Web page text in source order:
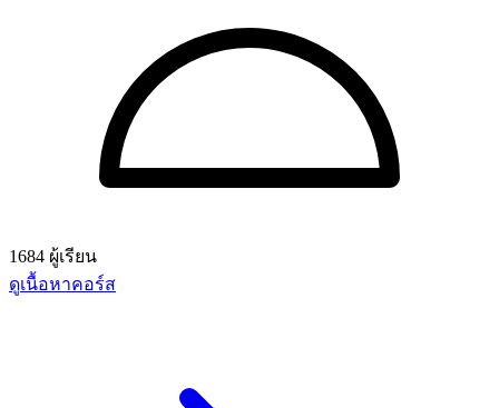
1684 ผู้เรียน
ดูเนื้อหาคอร์ส